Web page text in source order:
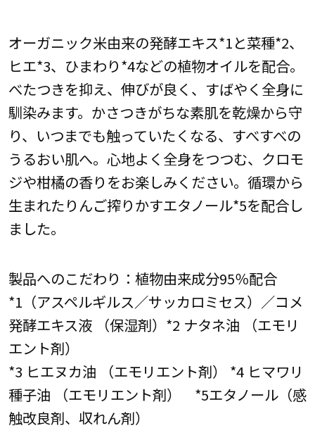
オーガニック米由来の発酵エキス*1と菜種*2、
ヒエ*3、ひまわり*4などの植物オイルを配合。
べたつきを抑え、伸びが良く、すばやく全身に
馴染みます。かさつきがちな素肌を乾燥から守
り、いつまでも触っていたくなる、すべすべの
うるおい肌へ。心地よく全身をつつむ、クロモ
ジや柑橘の香りをお楽しみください。循環から
生まれたりんご搾りかすエタノール*5を配合し
ました。
製品へのこだわり：植物由来成分95％配合
*1（アスペルギルス／サッカロミセス）／コメ
発酵エキス液 （保湿剤）*2 ナタネ油 （エモリ
エント剤）
*3 ヒエヌカ油 （エモリエント剤） *4 ヒマワリ
種子油 （エモリエント剤） *5エタノール（感
触改良剤、収れん剤）